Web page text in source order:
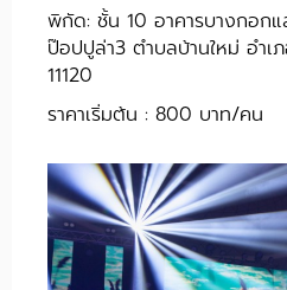
พิกัด: ชั้น 10 อาคารบางกอก
ป๊อปปูล่า3 ตำบลบ้านใหม่ อำเ
11120
ราคาเริ่มต้น : 800 บาท/คน